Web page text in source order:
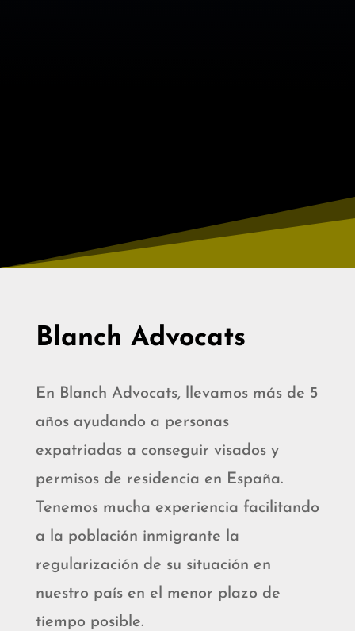
Blanch Advocats
En Blanch Advocats, llevamos más de 5
años ayudando a personas
expatriadas a conseguir visados y
permisos de residencia en España.
Tenemos mucha experiencia facilitando
a la población inmigrante la
regularización de su situación en
nuestro país en el menor plazo de
tiempo posible.